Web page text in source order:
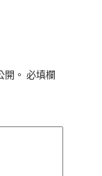
。 必填欄